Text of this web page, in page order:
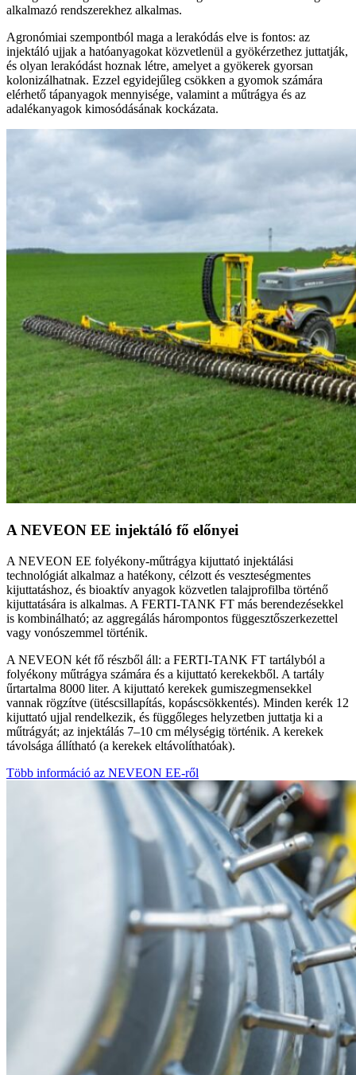
alkalmazó rendszerekhez alkalmas.
Agronómiai szempontból maga a lerakódás elve is fontos: az
injektáló ujjak a hatóanyagokat közvetlenül a gyökérzethez juttatják,
és olyan lerakódást hoznak létre, amelyet a gyökerek gyorsan
kolonizálhatnak. Ezzel egyidejűleg csökken a gyomok számára
elérhető tápanyagok mennyisége, valamint a műtrágya és az
adalékanyagok kimosódásának kockázata.
A NEVEON EE injektáló fő előnyei
A NEVEON EE folyékony-műtrágya kijuttató injektálási
technológiát alkalmaz a hatékony, célzott és veszteségmentes
kijuttatáshoz, és bioaktív anyagok közvetlen talajprofilba történő
kijuttatására is alkalmas. A FERTI-TANK FT más berendezésekkel
is kombinálható; az aggregálás hárompontos függesztőszerkezettel
vagy vonószemmel történik.
A NEVEON két fő részből áll: a FERTI-TANK FT tartályból a
folyékony műtrágya számára és a kijuttató kerekekből. A tartály
űrtartalma 8000 liter. A kijuttató kerekek gumiszegmensekkel
vannak rögzítve (ütéscsillapítás, kopáscsökkentés). Minden kerék 12
kijuttató ujjal rendelkezik, és függőleges helyzetben juttatja ki a
műtrágyát; az injektálás 7–10 cm mélységig történik. A kerekek
távolsága állítható (a kerekek eltávolíthatóak).
Több információ az NEVEON EE-ről